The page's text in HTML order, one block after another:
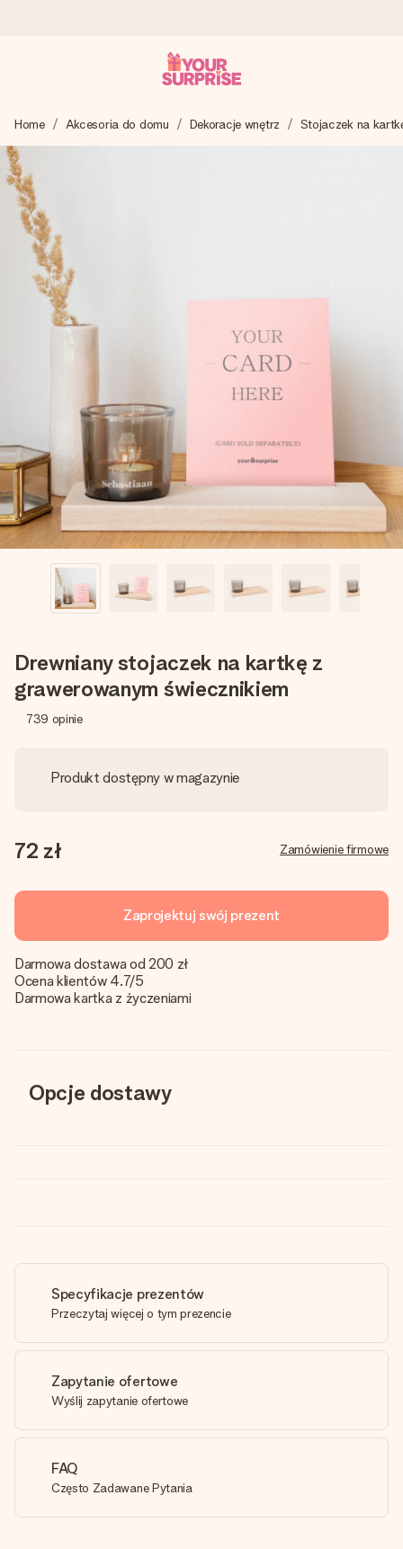
Tworzymy Twój prezent z troską i wysyłamy go w mgnieniu
oka – dzięki czemu możesz go dać dokładnie we
4,7 (na podstawie +15 000 opinii)
Nasze prezenty inspirują. Klienci oceniają nas na 4,7 w
Google Reviews.
Darmowy bilecik z życzeniami
Stwórz coś wyjątkowego w zaledwie kilku krokach – z jej
imieniem, swoim zdjęciem lub wiadomością, która naprawdę
poruszy serce. Bez problemu, po prostu ogrom miłości na
tę chwilę.
Home Akcesoria do domu Dekoracje wnętrz Stojaczek na
Drewniany stojaczek na kartkę z
grawerowanym świecznikiem
739 opinie
Produkt dostępny w magazynie
72 zł Zamówienie firmowe
Zaprojektuj swój prezent
Darmowa dostawa od 200 zł
Ocena klientów 4.7/5
Darmowa kartka z życzeniami
Opcje dostawy
Specyfikacje prezentów
Przeczytaj więcej o tym prezencie
Zapytanie ofertowe
Wyślij zapytanie ofertowe
FAQ
Często Zadawane Pytania